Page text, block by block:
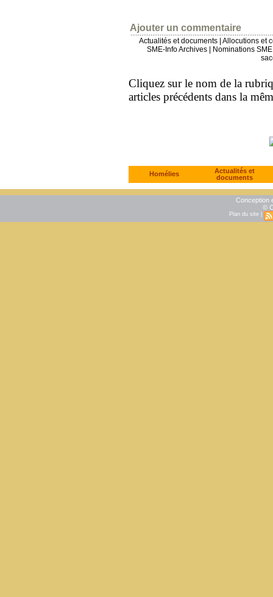
Ajouter un commentaire
Actualités et documents
Allocutions et
SME-Info Archives
Nominations
Cliquez sur le nom de la
articles précédents dans la
Homélies
Actualités et
documents
Conception
©
Plan du site